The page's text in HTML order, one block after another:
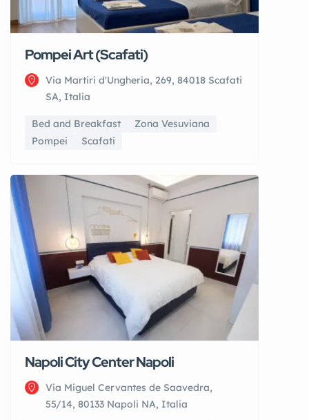
Pompei Art (Scafati)
Via Martiri d'Ungheria, 269, 84018 Scafati
SA, Italia
Bed and Breakfast
Zona Vesuviana
Pompei
Scafati
Napoli City Center Napoli
Via Miguel Cervantes de Saavedra,
55/14, 80133 Napoli NA, Italia